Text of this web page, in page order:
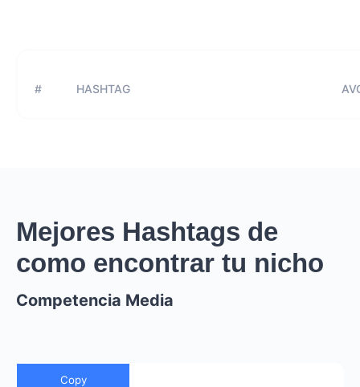
# HASHTAG
Mejores Hashtags de
como encontrar tu nicho
Competencia Media
Copy